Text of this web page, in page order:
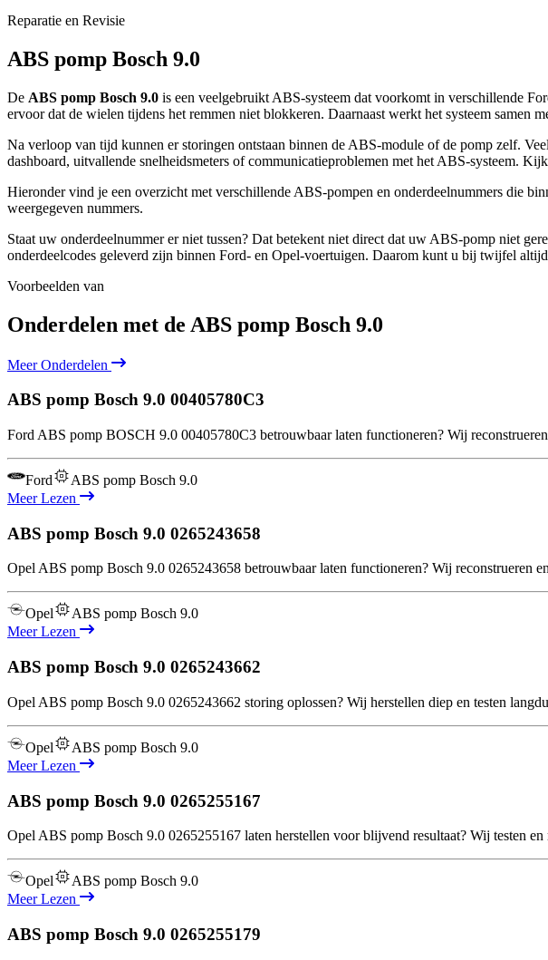
Reparatie en Revisie
ABS pomp Bosch 9.0
De ABS pomp Bosch 9.0 is een veelgebruikt ABS-systeem dat voorkomt in verschillende
ervoor dat de wielen tijdens het remmen niet blokkeren. Daarnaast werkt het systeem samen
Na verloop van tijd kunnen er storingen ontstaan binnen de ABS-module of de pomp zelf.
dashboard, uitvallende snelheidsmeters of communicatieproblemen met het ABS-systeem.
Hieronder vind je een overzicht met verschillende ABS-pompen en onderdeelnummers die
weergegeven nummers.
Staat uw onderdeelnummer er niet tussen? Dat betekent niet direct dat uw ABS-pomp niet
onderdeelcodes geleverd zijn binnen Ford- en Opel-voertuigen. Daarom kunt u bij twijfel
Voorbeelden van
Onderdelen met de ABS pomp Bosch 9.0
Meer Onderdelen
ABS pomp Bosch 9.0 00405780C3
Ford ABS pomp BOSCH 9.0 00405780C3 betrouwbaar laten functioneren? Wij reconstrueren
Ford
ABS pomp Bosch 9.0
Meer Lezen
ABS pomp Bosch 9.0 0265243658
Opel ABS pomp Bosch 9.0 0265243658 betrouwbaar laten functioneren? Wij reconstrueren
Opel
ABS pomp Bosch 9.0
Meer Lezen
ABS pomp Bosch 9.0 0265243662
Opel ABS pomp Bosch 9.0 0265243662 storing oplossen? Wij herstellen diep en testen
Opel
ABS pomp Bosch 9.0
Meer Lezen
ABS pomp Bosch 9.0 0265255167
Opel ABS pomp Bosch 9.0 0265255167 laten herstellen voor blijvend resultaat? Wij testen en
Opel
ABS pomp Bosch 9.0
Meer Lezen
ABS pomp Bosch 9.0 0265255179